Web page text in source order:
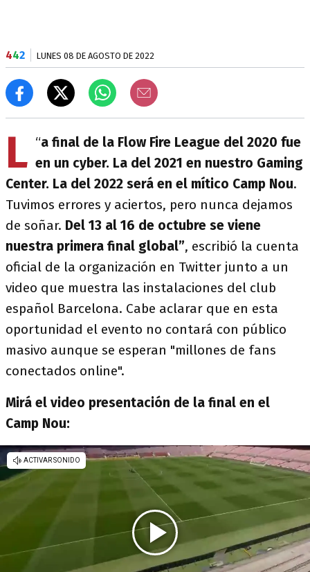
442 LUNES 08 DE AGOSTO DE 2022
“
L
a final de la Flow Fire League del 2020 fue
en un cyber. La del 2021 en nuestro Gaming
Center. La del 2022 será en el mítico Camp Nou.
Tuvimos errores y aciertos, pero nunca dejamos
de soñar. Del 13 al 16 de octubre se viene
nuestra primera final global”, escribió la cuenta
oficial de la organización en Twitter junto a un
video que muestra las instalaciones del club
español Barcelona. Cabe aclarar que en esta
oportunidad el evento no contará con público
masivo aunque se esperan "millones de fans
conectados online".
Mirá el video presentación de la final en el
Camp Nou: